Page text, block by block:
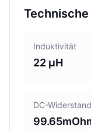
Technische
Induktivität
22 µH
DC-